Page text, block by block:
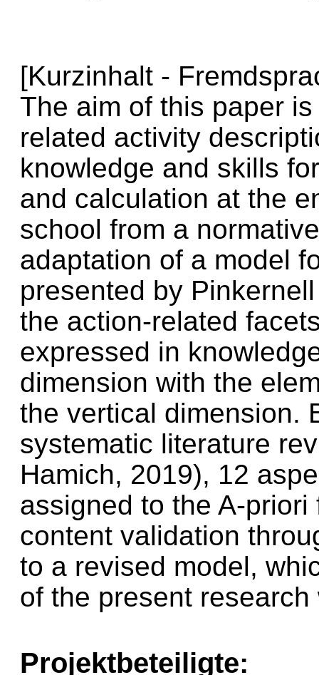
[Kurzinhalt -
The aim of this paper
related activity
knowledge and skills
and calculation at the
school from a
adaptation of a model
presented by
the action-related
expressed in
dimension with the
the vertical dimension.
systematic literature
Hamich, 2019), 12
assigned to the A-
content validation
to a revised model,
of the present research
Projektbeteiligte: